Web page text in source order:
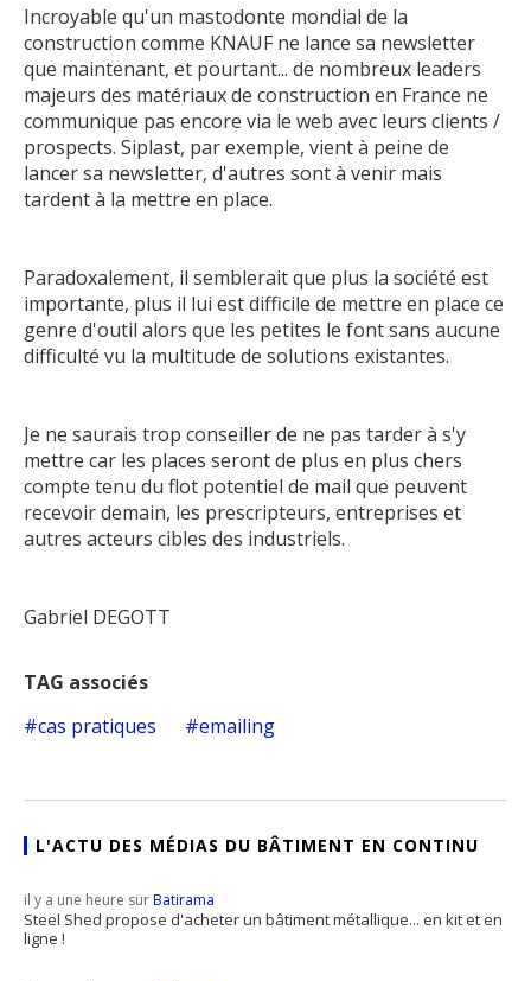
Incroyable qu'un mastodonte mondial de la
construction comme KNAUF ne lance sa newsletter
que maintenant, et pourtant... de nombreux leaders
majeurs des matériaux de construction en France ne
communique pas encore via le web avec leurs clients /
prospects. Siplast, par exemple, vient à peine de
lancer sa newsletter, d'autres sont à venir mais
tardent à la mettre en place.
Paradoxalement, il semblerait que plus la société est
importante, plus il lui est difficile de mettre en place ce
genre d'outil alors que les petites le font sans aucune
difficulté vu la multitude de solutions existantes.
Je ne saurais trop conseiller de ne pas tarder à s'y
mettre car les places seront de plus en plus chers
compte tenu du flot potentiel de mail que peuvent
recevoir demain, les prescripteurs, entreprises et
autres acteurs cibles des industriels.
Gabriel DEGOTT
TAG associés
cas pratiques
emailing
L'ACTU DES MÉDIAS DU BÂTIMENT EN CONTINU
il y a une heure surBatirama
Steel Shed propose d'acheter un bâtiment métallique... en kit et en
ligne !